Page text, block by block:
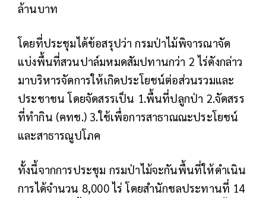
ล้านบาท
โดยที่ประชุมได้ข้อสรุปว่า กรมป่าไม้พิจารณาจัด
แบ่งพื้นที่สวนปาล์มหมดสัมปทานกว่า 2 ไร่ดังกล่าว
มาบริหารจัดการให้เกิดประโยชน์ต่อส่วนรวมและ
ประชาชน โดยจัดสรรเป็น 1.พื้นที่ปลูกป่า 2.จัดสรร
ที่ทำกิน (คทช.) 3.ใช้เพื่อการสาธาณณะประโยชน์
และสาธารณูปโภค
ทั้งนี้จากการประชุม กรมป่าไม้จะกันพื้นที่ให้ดำเนิน
การได้จำนวน 8,000 ไร่ โดยสำนักชลประทานที่ 14